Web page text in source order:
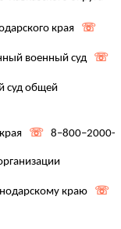
края
☏
военный суд ☏
суд общей
☏ 8–800–2000-
краю
☏